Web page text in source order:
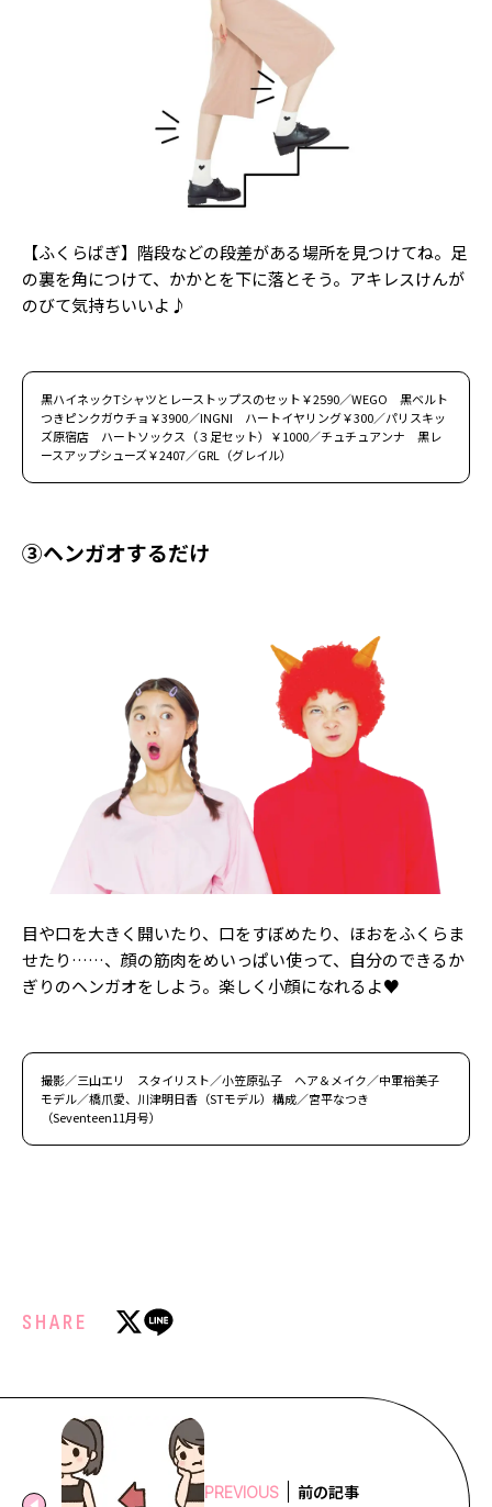
【ふくらばぎ】階段などの段差がある場所を見つけてね。足
の裏を角につけて、かかとを下に落とそう。アキレスけんが
のびて気持ちいいよ♪
黒ハイネックTシャツとレーストップスのセット￥2590／WEGO 黒ベルト
つきピンクガウチョ￥3900／INGNI ハートイヤリング￥300／パリスキッ
ズ原宿店 ハートソックス（３足セット）￥1000／チュチュアンナ 黒レ
ースアップシューズ￥2407／GRL（グレイル）
③ヘンガオするだけ
目や口を大きく開いたり、口をすぼめたり、ほおをふくらま
せたり……、顔の筋肉をめいっぱい使って、自分のできるか
ぎりのヘンガオをしよう。楽しく小顔になれるよ♥
撮影／三山エリ スタイリスト／小笠原弘子 ヘア＆メイク／中軍裕美子
モデル／橋爪愛、川津明日香（STモデル）構成／宮平なつき
（Seventeen11月号）
SHARE
PREVIOUS 前の記事